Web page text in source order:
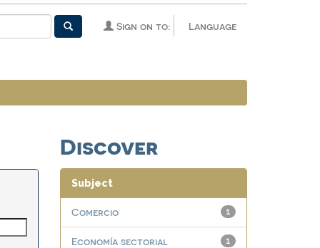
Language
Sign on to:
Discover
Subject
1
Comercio
1
Economía sectorial